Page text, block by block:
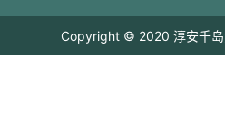
Copyright © 2020 淳安千